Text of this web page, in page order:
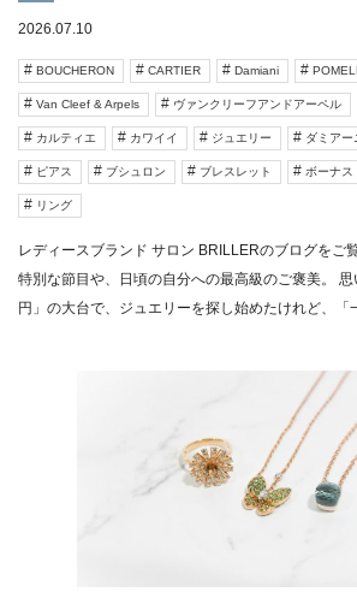
2026.07.10
BOUCHERON CARTIER Damiani
Van Cleef & Arpels ヴァンクリーフアンドアーペル
カルティエ カワイイ ジュエリー ダミアー
ピアス ブシュロン ブレスレット ボーナス
リング
レディースブランド サロン BRILLERのブログをご
特別な節目や、日頃の自分への最高級のご褒美。
円」の大台で、ジュエリーを探し始めたけれど、「